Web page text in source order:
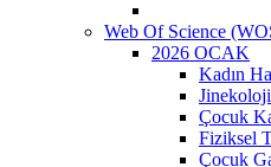
Web Of Science
2026 OCAK
Kadın
Çocuk
Fiziksel
Çocuk